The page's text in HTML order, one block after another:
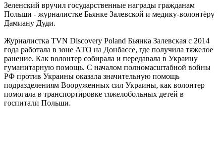
Зеленский вручил государственные награды гражданам
Польши - журналистке Бьянке Залевской и медику-волонтёру
Дамиану Дуди.
Журналистка TVN Discovery Poland Бьянка Залевская с 2014
года работала в зоне АТО на Донбассе, где получила тяжелое
ранение. Как волонтер собирала и передавала в Украину
гуманитарную помощь. С началом полномасштабной войны
РФ против Украины оказала значительную помощь
подразделениям Вооруженных сил Украины, как волонтер
помогала в транспортировке тяжелобольных детей в
госпитали Польши.